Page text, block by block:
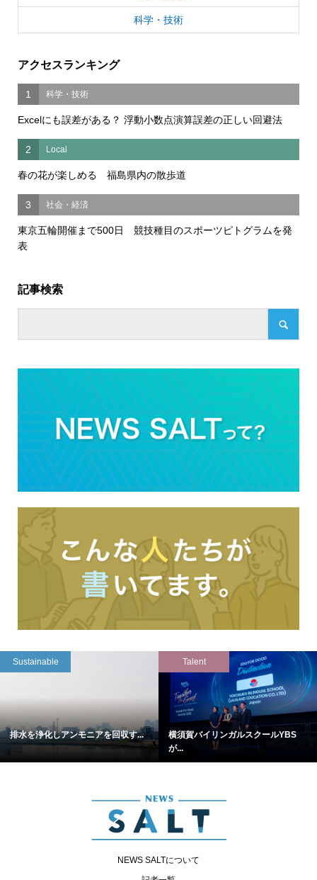
科学・技術
アクセスランキング
1 科学・技術
Excelにも誤差がある？ 浮動小数点演算誤差の正しい回避法
2 Local
春の花が楽しめる 福島県内の散歩道
3 社会・経済
東京五輪開催まで500日 競技種目のスポーツピトグラムを発
表
記事検索
Sustainable
排水を浄化しアンモニアを回収す...
Talent
横須賀バイリンガルスクールYBS
が...
NEWS SALTについて